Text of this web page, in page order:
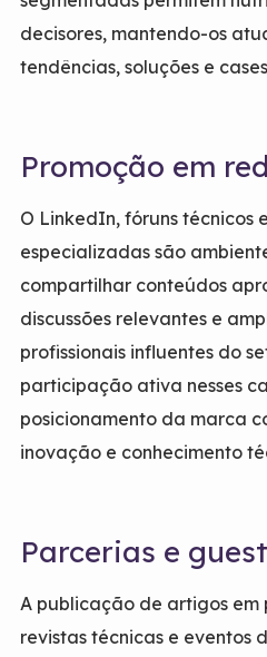
decisores, mantendo-os
tendências, soluções e
Promoção em
O LinkedIn, fóruns técnicos
especializadas são
compartilhar conteúdos
discussões relevantes e
profissionais influentes do
participação ativa nesses
posicionamento da marca
inovação e conhecimento
Parcerias e
A publicação de artigos em
revistas técnicas e eventos